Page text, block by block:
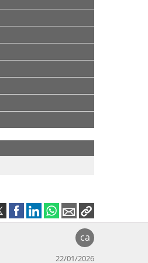
ca
22/01/2026